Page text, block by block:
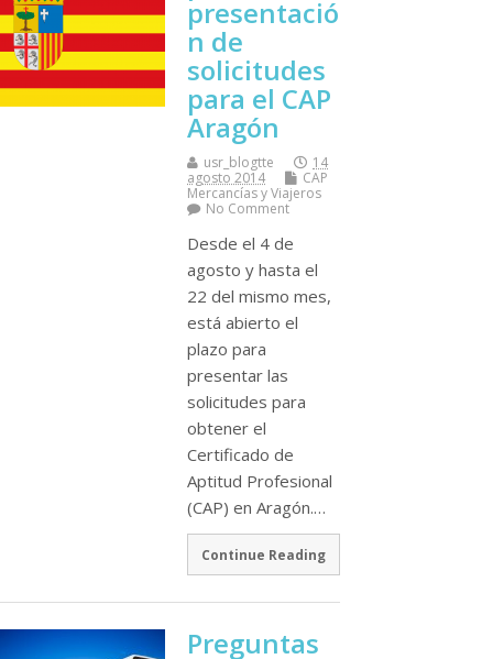
presentació
n de
solicitudes
para el CAP
Aragón
usr_blogtte
14
agosto 2014
CAP
Mercancí­as y Viajeros
No Comment
Desde el 4 de
agosto y hasta el
22 del mismo mes,
está abierto el
plazo para
presentar las
solicitudes para
obtener el
Certificado de
Aptitud Profesional
(CAP) en Aragón.…
Continue Reading
Preguntas